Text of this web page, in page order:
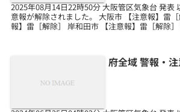
2025年08月14日22時50分 大阪管区気象台 発表
意報が解除されました。 大阪市 【注意報】雷
報】雷［解除］ 岸和田市 【注意報】雷［解除
府全域 警報・